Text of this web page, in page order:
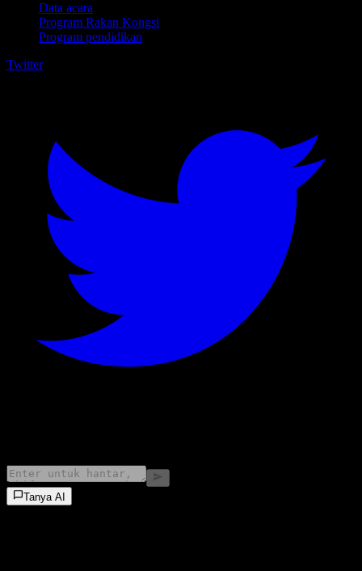
Data acara
Program Rakan Kongsi
Program pendidikan
Twitter
Tanya AI